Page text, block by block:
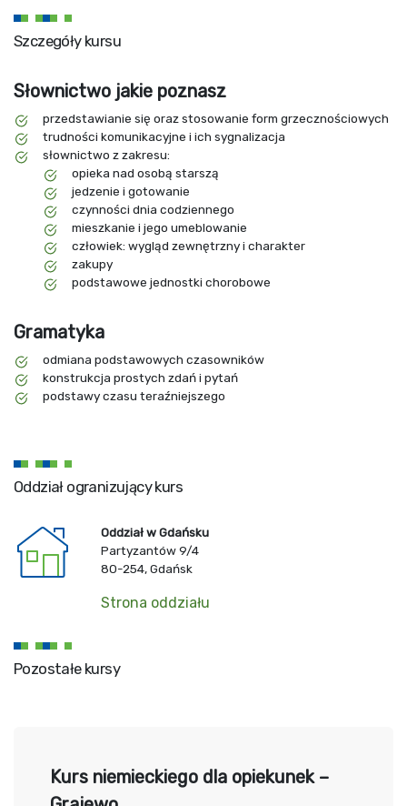
Szczegóły kursu
Słownictwo jakie poznasz
przedstawianie się oraz stosowanie form grzecznościowych
trudności komunikacyjne i ich sygnalizacja
słownictwo z zakresu:
opieka nad osobą starszą
jedzenie i gotowanie
czynności dnia codziennego
mieszkanie i jego umeblowanie
człowiek: wygląd zewnętrzny i charakter
zakupy
podstawowe jednostki chorobowe
Gramatyka
odmiana podstawowych czasowników
konstrukcja prostych zdań i pytań
podstawy czasu teraźniejszego
Oddział ogranizujący kurs
Oddział w Gdańsku
Partyzantów 9/4
80-254, Gdańsk
Strona oddziału
Pozostałe kursy
Kurs niemieckiego dla opiekunek –